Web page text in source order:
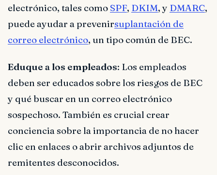
electrónico, tales como SPF, DKIM, y DMARC,
puede ayudar a prevenirsuplantación de
correo electrónico, un tipo común de BEC.
Eduque a los empleados: Los empleados
deben ser educados sobre los riesgos de BEC
y qué buscar en un correo electrónico
sospechoso. También es crucial crear
conciencia sobre la importancia de no hacer
clic en enlaces o abrir archivos adjuntos de
remitentes desconocidos.